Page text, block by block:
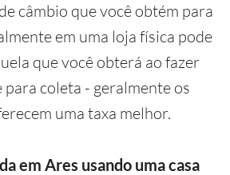
câmbio que você obtém para
em uma loja física pode
que você obterá ao fazer
coleta - geralmente os
uma taxa melhor.
em Ares usando uma casa